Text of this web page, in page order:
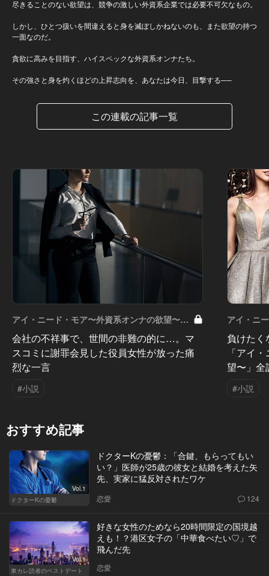
尽きることのない欲望は、競争の激しい外資系企業では必要不可欠なもの。
しかし、ひとつ扱いを間違えると身を滅ぼしかねないのも、また欲望の持つ
一面なのだ。
貪欲に高みを目指す、ハイスペックな外資系オンナたち。
その強さと身を灼くほどの上昇志向を、あなたは今日、目撃する──
この連載の記事一覧
アイ・ニード・モア〜外資系オンナの欲望〜
Vol.12
会社の不祥事で、世間の非難の的に…。マ
スコミに謝罪会見した役員女性が放った痛
烈な一言
#小説
アイ・ニ
Vol.11
負けた
「アイ
望〜」全
#小説
おすすめ記事
Vol.1
ドクターKの憂鬱
ドクターKの憂鬱：「合鍵、もらってもい
い？」医師が25歳の彼女と結婚を考えた矢
先、実家に猛反対されたワケ
恋愛 124
Vol.1
東カレ読者のベストデート
好きな女性のためなら20時間限定の国境越
えも！？港区女子の「中華食べたい♡」で
飛んだ先
恋愛